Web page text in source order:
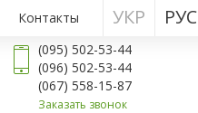
Контакты РУС
УКР
(095) 502-53-44
(096) 502-53-44
(067) 558-15-87
Заказать звонок